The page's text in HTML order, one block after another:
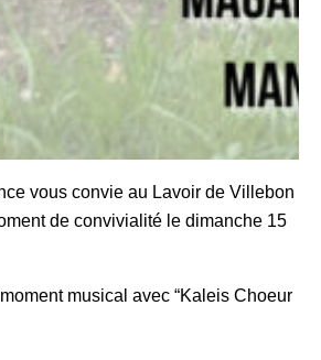
vous convie au Lavoir de Villebon
de convivialité le dimanche 15
musical avec “Kaleis Choeur